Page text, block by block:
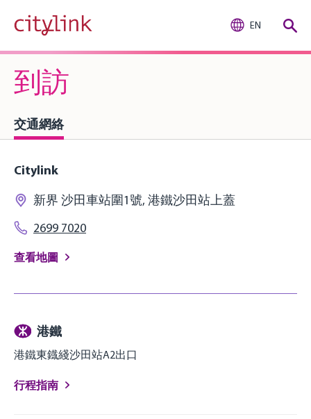
EN
到訪
交通網絡
Citylink
新界 沙田車站圍1號, 港鐵沙田站上蓋
2699 7020
查看地圖
港鐵
港鐵東鐡綫沙田站A2出口
行程指南